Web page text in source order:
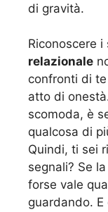
di gravità.
Riconoscere
relazionale
confronti di
atto di
scomoda, è
qualcosa di
Quindi, ti sei
segnali? Se
forse vale
guardando.